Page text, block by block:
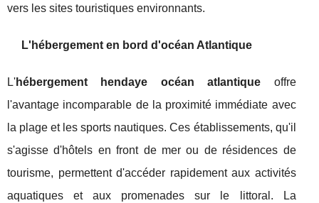
vers les sites touristiques environnants.
L'hébergement en bord d'océan Atlantique
L'hébergement hendaye océan atlantique offre
l'avantage incomparable de la proximité immédiate avec
la plage et les sports nautiques. Ces établissements, qu'il
s'agisse d'hôtels en front de mer ou de résidences de
tourisme, permettent d'accéder rapidement aux activités
aquatiques et aux promenades sur le littoral. La